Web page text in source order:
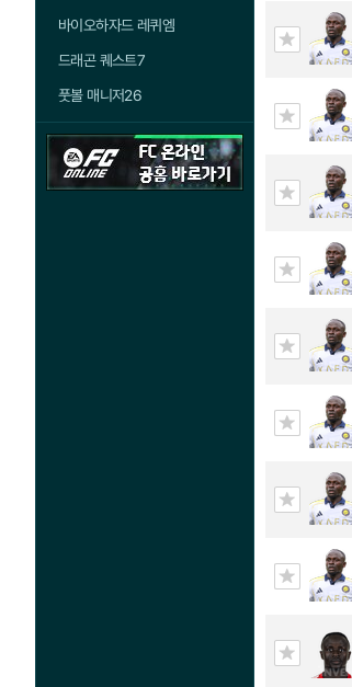
바이오하자드 레퀴엠
드래곤 퀘스트7
풋볼 매니저26